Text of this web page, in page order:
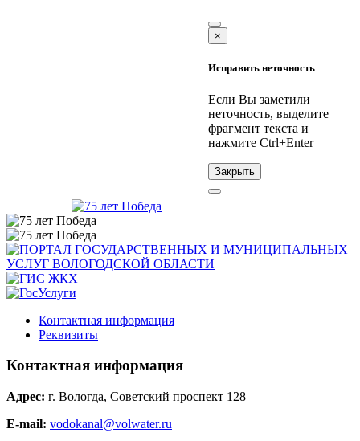
×
Исправить неточность
Если Вы заметили
неточность, выделите
фрагмент текста и
нажмите Ctrl+Enter
Закрыть
Контактная информация
Реквизиты
Контактная информация
Адрес: г. Вологда, Советский проспект 128
E-mail: vodokanal@volwater.ru